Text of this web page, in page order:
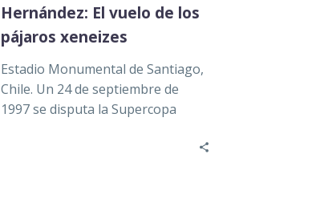
Hernández: El vuelo de los
pájaros xeneizes
Estadio Monumental de Santiago,
Chile. Un 24 de septiembre de
1997 se disputa la Supercopa